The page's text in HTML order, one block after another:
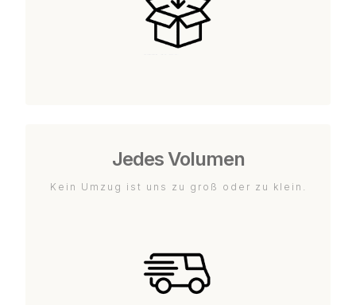
Jedes Volumen
Kein Umzug ist uns zu groß oder zu klein.